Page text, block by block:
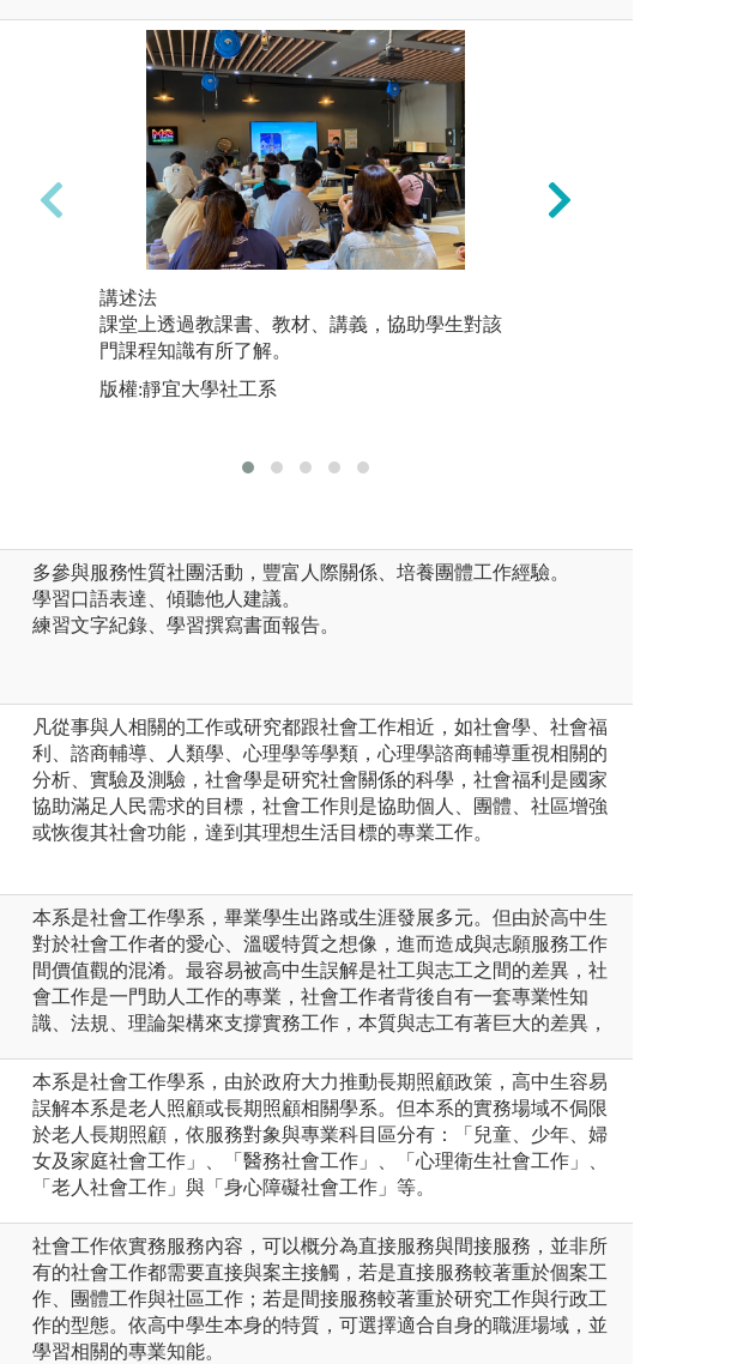
反思寫作：反思是指個人經過深思熟慮將經驗化
為知識的行動過程，本系教師在學習方法上常採
用反思寫作，強調學習是透過轉變經驗以產生知
識的過程，藉由實踐與反思的不斷循環，才會出
現專業發展。
版權:玄奘大學社會工作學系版權所有
講述法
課堂上透過教課書、教材、講義，協助學生對該
門課程知識有所了解。
版權:靜宜大學社工系
多參與服務性質社團活動，豐富人際關係、培養團體工作經驗。
學習口語表達、傾聽他人建議。
練習文字紀錄、學習撰寫書面報告。
凡從事與人相關的工作或研究都跟社會工作相近，如社會學、社會福
利、諮商輔導、人類學、心理學等學類，心理學諮商輔導重視相關的
分析、實驗及測驗，社會學是研究社會關係的科學，社會福利是國家
協助滿足人民需求的目標，社會工作則是協助個人、團體、社區增強
或恢復其社會功能，達到其理想生活目標的專業工作。
本系是社會工作學系，畢業學生出路或生涯發展多元。但由於高中生
對於社會工作者的愛心、溫暖特質之想像，進而造成與志願服務工作
間價值觀的混淆。最容易被高中生誤解是社工與志工之間的差異，社
會工作是一門助人工作的專業，社會工作者背後自有一套專業性知
識、法規、理論架構來支撐實務工作，本質與志工有著巨大的差異，
本系是社會工作學系，由於政府大力推動長期照顧政策，高中生容易
誤解本系是老人照顧或長期照顧相關學系。但本系的實務場域不侷限
於老人長期照顧，依服務對象與專業科目區分有：「兒童、少年、婦
女及家庭社會工作」、「醫務社會工作」、「心理衛生社會工作」、
「老人社會工作」與「身心障礙社會工作」等。
社會工作依實務服務內容，可以概分為直接服務與間接服務，並非所
有的社會工作都需要直接與案主接觸，若是直接服務較著重於個案工
作、團體工作與社區工作；若是間接服務較著重於研究工作與行政工
作的型態。依高中學生本身的特質，可選擇適合自身的職涯場域，並
學習相關的專業知能。